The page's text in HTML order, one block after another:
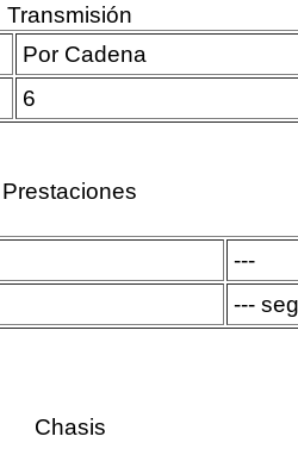
Transmisión
Por Cadena
6
Prestaciones
---
---
Chasis